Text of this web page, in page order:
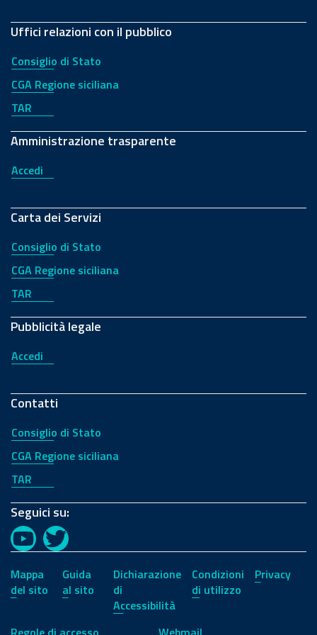
Uffici relazioni con il pubblico
Consiglio di Stato
CGA Regione siciliana
TAR
Amministrazione trasparente
Accedi
Carta dei Servizi
Consiglio di Stato
CGA Regione siciliana
TAR
Pubblicità legale
Accedi
Contatti
Consiglio di Stato
CGA Regione siciliana
TAR
Seguici su:
YouTubeTwitter
Mappa
del sito
Guida
al sito
Dichiarazione
di
Accessibilità
Condizioni
di utilizzo
Privacy